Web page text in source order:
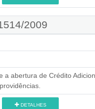
2009
a abertura de Crédito
DETALHES